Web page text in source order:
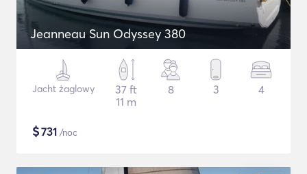
Jeanneau Sun Odyssey 380
Jacht żaglowy
37 ft
11 m
8 3 4
$731 /noc